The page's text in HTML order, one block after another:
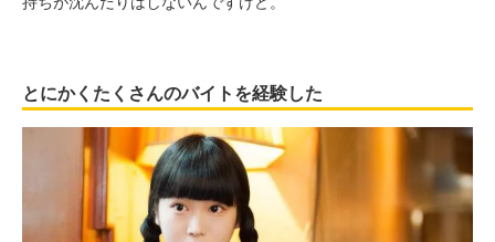
とにかくたくさんのバイトを経験した